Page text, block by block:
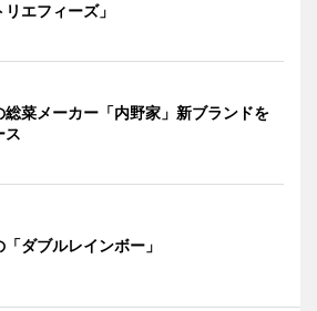
リエフィーズ」
総菜メーカー「内野家」新ブランドを
ス
ダブルレインボー」